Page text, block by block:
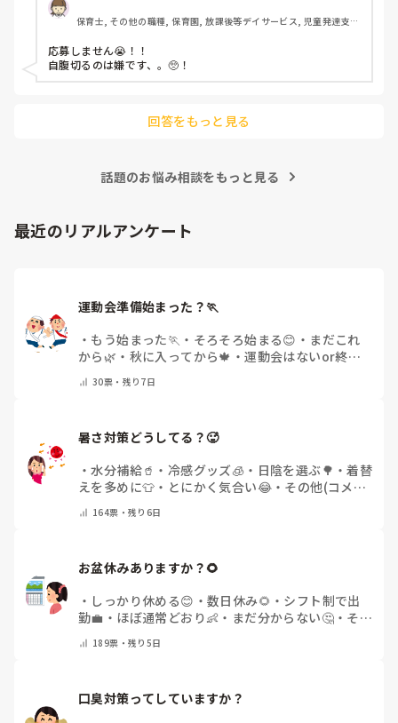
保育士, その他の職種, 保育園, 放課後等デイサービス, 児童発達支援
応募しません😭！！
自腹切るのは嫌です、。🥺！
回答をもっと見る
話題のお悩み相談をもっと見る
最近のリアルアンケート
運動会準備始まった？🏃
・ もう始まった🏃 ・ そろそろ始まる😊 ・ まだこれ
から🌿 ・ 秋に入ってから🍁 ・運動会はないor終わ
30票・ 残り7日
暑さ対策どうしてる？🥵
・水分補給🥤 ・ 冷感グッズ🧊 ・ 日陰を選ぶ🌳 ・着替
えを多めに👕 ・ とにかく気合い😂・ その他(コメン
164票・残り6日
お盆休みありますか？🌻
・ しっかり休める😊 ・ 数日休み🌻 ・ シフト制で出
勤💼 ・ ほぼ通常どおり👶 ・ まだ分からない🤔・ その
189票・残り5日
口臭対策ってしていますか？